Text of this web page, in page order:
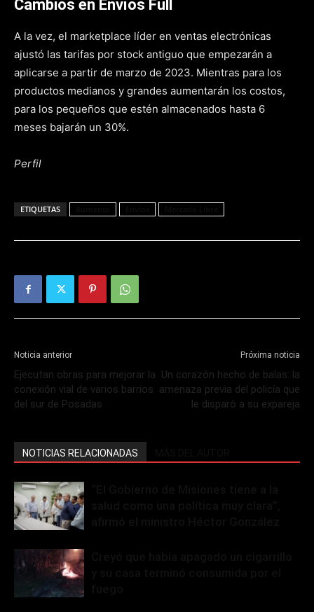
Cambios en Envíos Full
A la vez, el marketplace líder en ventas electrónicas
ajustó las tarifas por stock antiguo que empezarán a
aplicarse a partir de marzo de 2023. Mientras para los
productos medianos y grandes aumentarán los costos,
para los pequeños que estén almacenados hasta 6
meses bajarán un 30%.
Perfil
ETIQUETAS
Noticia anterior
Ejecutan obras para mejorar la
conexión vial de varios barrios
del sur de Posadas
Próxima noticia
Un corazón hecho de balas: la
amenaza previa del policía que
le disparó a su expareja
NOTICIAS RELACIONADAS